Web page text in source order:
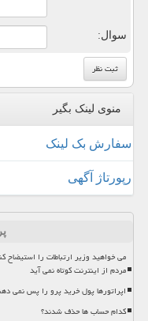
سوال:
منوی لینک بگیر
سفارش بک لینک
رپورتاژ آگهی
می خواهید وزیر ارتباطات را استیضاح
مردم از اینترنت کوتاه نمی آید
اپراتورها پول خرید پرو را پس نمی
کدام حساب ها حذف شدند؟